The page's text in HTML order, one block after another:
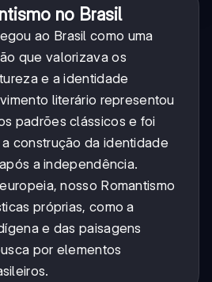
no Brasil
ao Brasil como uma
que valorizava os
e a identidade
literário representou
padrões clássicos e foi
construção da identidade
a independência.
nosso Romantismo
próprias, como a
e das paisagens
por elementos